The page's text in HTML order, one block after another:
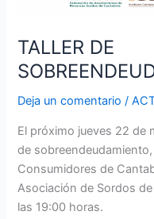
TALLER DE
Deja un comentario /
El próximo jueves 22 de
de
Consumidores de
Asociación de Sordos
las 19:00 horas.